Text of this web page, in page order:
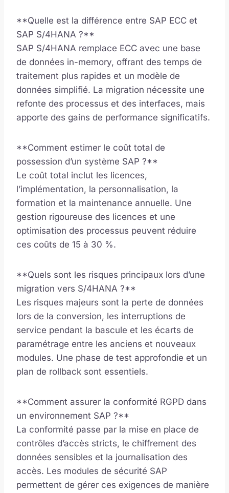
**Quelle est la différence entre SAP ECC et
SAP S/4HANA ?**
SAP S/4HANA remplace ECC avec une base
de données in-memory, offrant des temps de
traitement plus rapides et un modèle de
données simplifié. La migration nécessite une
refonte des processus et des interfaces, mais
apporte des gains de performance significatifs.
**Comment estimer le coût total de
possession d’un système SAP ?**
Le coût total inclut les licences,
l’implémentation, la personnalisation, la
formation et la maintenance annuelle. Une
gestion rigoureuse des licences et une
optimisation des processus peuvent réduire
ces coûts de 15 à 30 %.
**Quels sont les risques principaux lors d’une
migration vers S/4HANA ?**
Les risques majeurs sont la perte de données
lors de la conversion, les interruptions de
service pendant la bascule et les écarts de
paramétrage entre les anciens et nouveaux
modules. Une phase de test approfondie et un
plan de rollback sont essentiels.
**Comment assurer la conformité RGPD dans
un environnement SAP ?**
La conformité passe par la mise en place de
contrôles d’accès stricts, le chiffrement des
données sensibles et la journalisation des
accès. Les modules de sécurité SAP
permettent de gérer ces exigences de manière